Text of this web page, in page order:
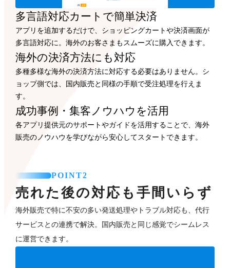
多言語対応カートで簡単決済
アプリを追加するだけで、ショッピングカートや決済画面が
多言語対応に。海外のお客さまもスムーズに購入できます。
海外の決済方法にも 対応
多種多様な海外の決済方法に対応する必要はありません。シ
ョップ側では、国内販売と同様の手順で受注処理を行えま
す。
成功事例・集客ノウハウを活用
各アプリ提供元のサポートやガイドを活用することで、海外
販売のノウハウを学びながら安心してスタートできます。
POINT2
売れた後の対応も手間いらず
海外販売で特に不安の多い発送処理やトラブル対応も、代行
サービスとの連携で解決。国内販売と同じ感覚でシームレス
に運営できます。